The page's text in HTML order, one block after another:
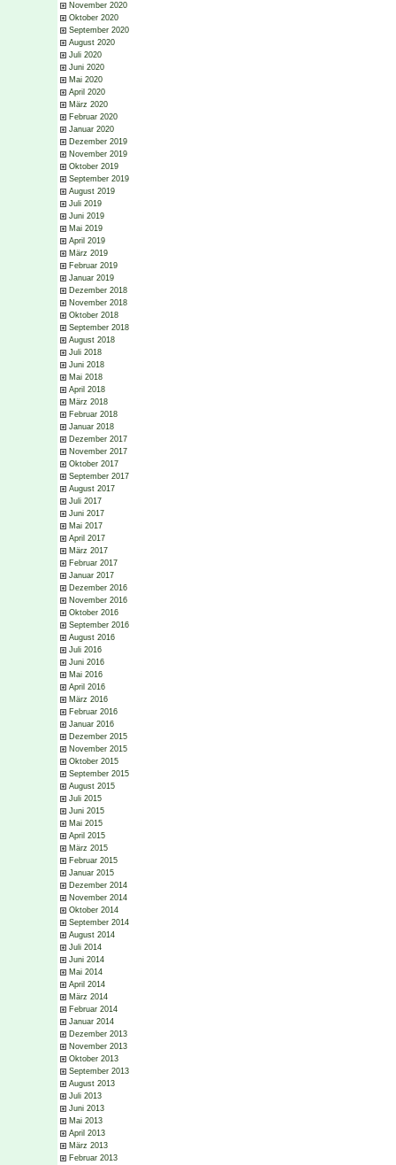
November 2020
Oktober 2020
September 2020
August 2020
Juli 2020
Juni 2020
Mai 2020
April 2020
März 2020
Februar 2020
Januar 2020
Dezember 2019
November 2019
Oktober 2019
September 2019
August 2019
Juli 2019
Juni 2019
Mai 2019
April 2019
März 2019
Februar 2019
Januar 2019
Dezember 2018
November 2018
Oktober 2018
September 2018
August 2018
Juli 2018
Juni 2018
Mai 2018
April 2018
März 2018
Februar 2018
Januar 2018
Dezember 2017
November 2017
Oktober 2017
September 2017
August 2017
Juli 2017
Juni 2017
Mai 2017
April 2017
März 2017
Februar 2017
Januar 2017
Dezember 2016
November 2016
Oktober 2016
September 2016
August 2016
Juli 2016
Juni 2016
Mai 2016
April 2016
März 2016
Februar 2016
Januar 2016
Dezember 2015
November 2015
Oktober 2015
September 2015
August 2015
Juli 2015
Juni 2015
Mai 2015
April 2015
März 2015
Februar 2015
Januar 2015
Dezember 2014
November 2014
Oktober 2014
September 2014
August 2014
Juli 2014
Juni 2014
Mai 2014
April 2014
März 2014
Februar 2014
Januar 2014
Dezember 2013
November 2013
Oktober 2013
September 2013
August 2013
Juli 2013
Juni 2013
Mai 2013
April 2013
März 2013
Februar 2013